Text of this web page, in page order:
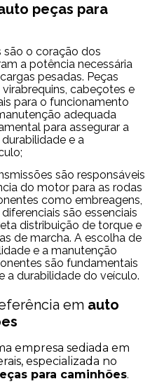
peças para
a potência necessária
pesadas. Peças
cabeçotes e
para o funcionamento
adequada
para assegurar a
e a
do motor para as rodas
como embreagens,
são essenciais
distribuição de torque e
de marcha. A escolha de
e a manutenção
são fundamentais
a durabilidade do veículo.
em auto
empresa sediada em
especializada no
para caminhões.